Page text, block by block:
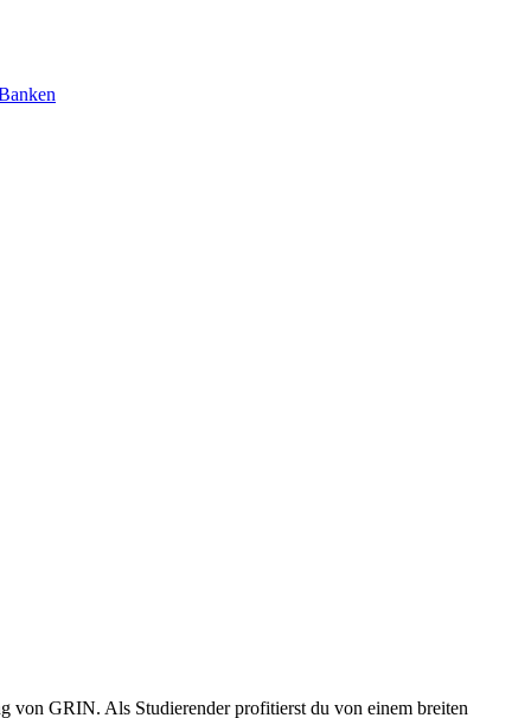
von GRIN. Als Studierender profitierst du von einem breiten